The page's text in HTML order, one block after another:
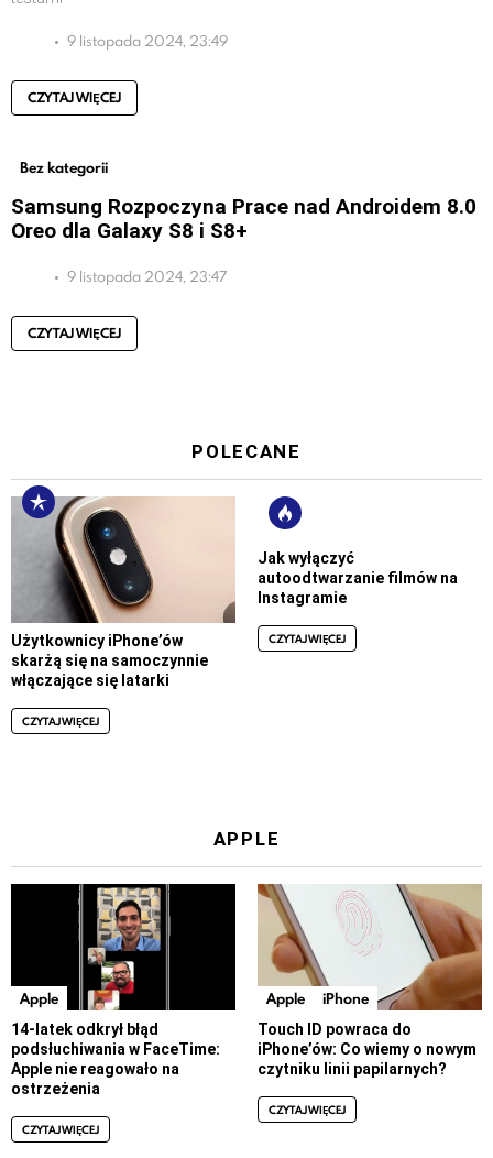
9 listopada 2024, 23:49
CZYTAJ WIĘCEJ
Bez kategorii
Samsung Rozpoczyna Prace nad Androidem 8.0
Oreo dla Galaxy S8 i S8+
9 listopada 2024, 23:47
CZYTAJ WIĘCEJ
POLECANE
Użytkownicy iPhone’ów
skarżą się na samoczynnie
włączające się latarki
CZYTAJ WIĘCEJ
Jak wyłączyć
autoodtwarzanie filmów na
Instagramie
CZYTAJ WIĘCEJ
APPLE
Apple
14-latek odkrył błąd
podsłuchiwania w FaceTime:
Apple nie reagowało na
ostrzeżenia
CZYTAJ WIĘCEJ
Apple iPhone
Touch ID powraca do
iPhone’ów: Co wiemy o nowym
czytniku linii papilarnych?
CZYTAJ WIĘCEJ